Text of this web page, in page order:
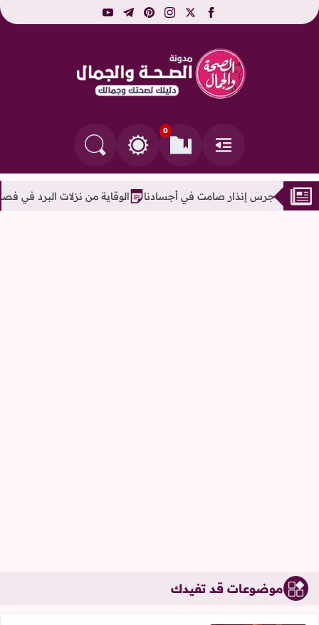
facebook
x
instagram
pinterest
telegram
youtube
مدونة الصحة
القائمة
0
العلامات المرجعيةالتغيير بين الوضع النهاري والداكن
البحث في المدونة
صامت في أجسادنا الوقاية من نزلات البرد في فصل الشتاء وطرق العلاج
موضوعات قد تفيدك